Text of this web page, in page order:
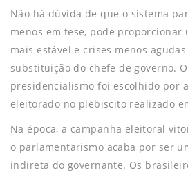
Não há dúvida de que o sistema
menos em tese, pode proporcionar
mais estável e crises menos
substituição do chefe de governo.
presidencialismo foi escolhido por
eleitorado no plebiscito realizado
Na época, a campanha eleitoral
o parlamentarismo acaba por ser
indireta do governante. Os